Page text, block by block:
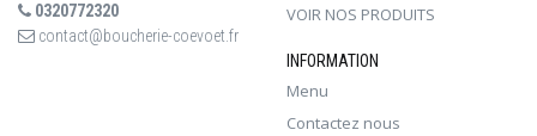
0320772320
contact@boucherie-coevoet.fr
VOIR NOS PRODUITS
INFORMATION
Menu
Contactez nous